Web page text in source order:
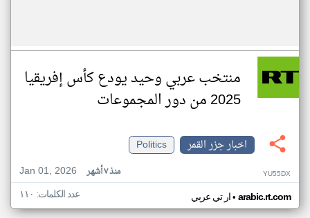
منتخب عربي وحيد يودع كأس إفريقيا
2025 من دور المجموعات
اخبار جزر القمر
Politics
Jan 01, 2026
منذ ٧ أشهر YU55DX
ار تي عربي• arabic.rt.com عدد الكلمات: ١١٠